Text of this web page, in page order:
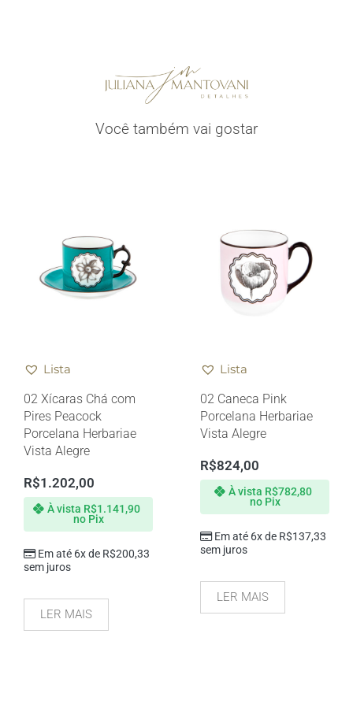
Você também vai gostar
Lista
02 Xícaras Chá com
Pires Peacock
Porcelana Herbariae
Vista Alegre
R$1.202,00
Em até 6x de R$200,33
sem juros
À vista R$1.141,90
no Pix
LER MAIS
Lista
02 Caneca Pink
Porcelana Herbariae
Vista Alegre
R$824,00
Em até 6x de R$137,33
sem juros
À vista R$782,80
no Pix
LER MAIS